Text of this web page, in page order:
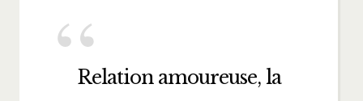
Relation amoureuse, la